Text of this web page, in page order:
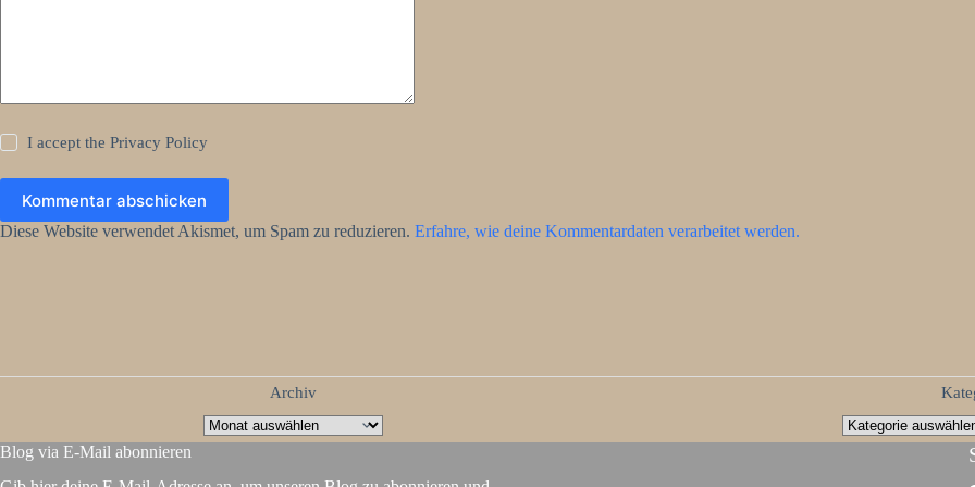
I accept thePrivacy Policy
Kommentar abschicken
Diese Website verwendet Akismet, um Spam zu reduzieren. Erfahre, wie deine Kommentardaten verarbeitet werden.
Archiv
Blog via E-Mail abonnieren